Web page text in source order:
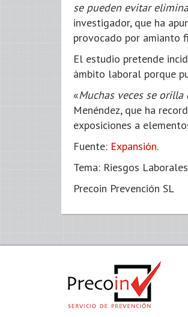
se pueden evitar
investigador, que ha
provocado por amianto
El estudio pretende
ámbito laboral porque
«Muchas veces se
Menéndez, que ha
exposiciones a
Fuente: Expansión.
Tema: Riesgos
Precoin Prevención SL